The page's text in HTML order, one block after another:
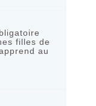
filles de
au